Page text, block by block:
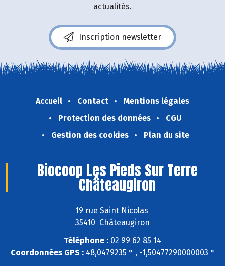
actualités.
Inscription newsletter
Accueil Contact
Mentions légales
Protection des données
CGU
Gestion des cookies
Plan du site
Biocoop Les Pieds Sur Terre
Châteaugiron
19 rue Saint Nicolas
35410 Châteaugiron
Téléphone : 02 99 62 85 14
Coordonnées GPS :48,0479235 ° , -1,50477290000003 °